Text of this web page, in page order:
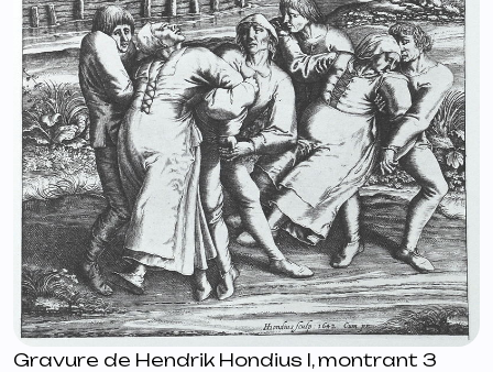
Gravure de Hendrik Hondius I, montrant 3